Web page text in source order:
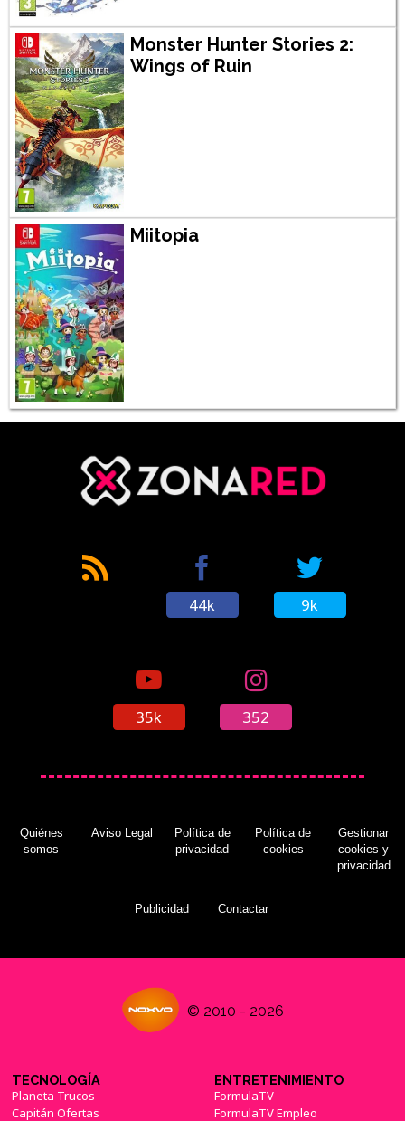
Monster Hunter Stories 2:
Wings of Ruin
Miitopia
44k 9k
35k 352
Quiénes
somos
Aviso Legal
Política de
privacidad
Política de
cookies
Gestionar
cookies y
privacidad
Publicidad Contactar
© 2010 - 2026
TECNOLOGÍA
Planeta Trucos
Capitán Ofertas
ENTRETENIMIENTO
FormulaTV
FormulaTV Empleo